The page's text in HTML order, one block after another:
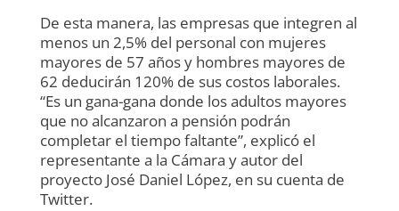
De esta manera, las empresas que integren al
menos un 2,5% del personal con mujeres
mayores de 57 años y hombres mayores de
62 deducirán 120% de sus costos laborales.
“Es un gana-gana donde los adultos mayores
que no alcanzaron a pensión podrán
completar el tiempo faltante”, explicó el
representante a la Cámara y autor del
proyecto José Daniel López, en su cuenta de
Twitter.